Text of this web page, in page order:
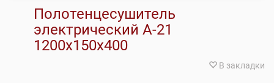
Полотенцесушитель
электрический А-21
1200х150х400
В закладки